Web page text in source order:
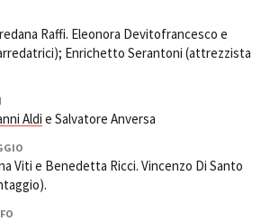
Raffi. Eleonora Devitofrancesco e
Enrichetto Serantoni (attrezzista
Aldi e Salvatore Anversa
Viti e Benedetta Ricci. Vincenzo Di Santo